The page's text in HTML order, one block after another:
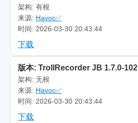
架构: 有根
来源: Havoc✅
时间: 2026-03-30 20:43:44
下载
版本: TrollRecorder JB 1.7.0-102
架构: 无根
来源: Havoc✅
时间: 2026-03-30 20:43:44
下载